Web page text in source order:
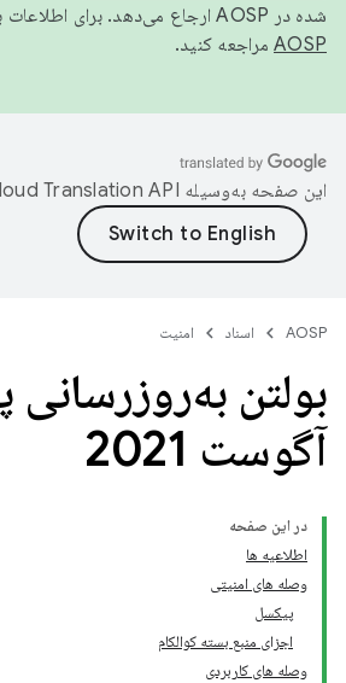
شده در AOSP ارجاع می‌دهد. برای اطلاعات بیشتر، به
AOSP مراجعه کنید.
این صفحه به‌وسیله
AOSP اسناد امنیت
بولتن
آگوست 2021
در این صفحه
اطلاعیه ها
وصله های امنیتی
پیکسل
اجزای منبع بسته کوالکام
وصله های کاربردی